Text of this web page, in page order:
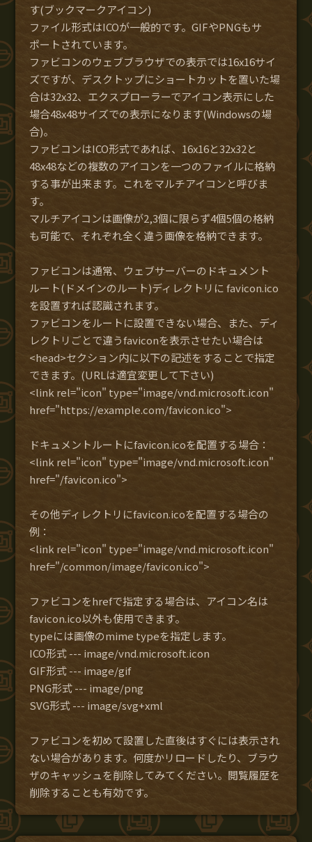
す(ブックマークアイコン)
ファイル形式はICOが一般的です。GIFやPNGもサ
ポートされています。
ファビコンのウェブブラウザでの表示では16x16サイ
ズですが、デスクトップにショートカットを置いた場
合は32x32、エクスプローラーでアイコン表示にした
場合48x48サイズでの表示になります(Windowsの場
合)。
ファビコンはICO形式であれば、16x16と32x32と
48x48などの複数のアイコンを一つのファイルに格納
する事が出来ます。これをマルチアイコンと呼びま
す。
マルチアイコンは画像が2,3個に限らず4個5個の格納
も可能で、それぞれ全く違う画像を格納できます。
ファビコンは通常、ウェブサーバーのドキュメント
ルート(ドメインのルート)ディレクトリに favicon.ico
を設置すれば認識されます。
ファビコンをルートに設置できない場合、また、ディ
レクトリごとで違うfaviconを表示させたい場合は
<head>セクション内に以下の記述をすることで指定
できます。(URLは適宜変更して下さい)
<link rel="icon" type="image/vnd.microsoft.icon"
href="https://example.com/favicon.ico">
ドキュメントルートにfavicon.icoを配置する場合：
<link rel="icon" type="image/vnd.microsoft.icon"
href="/favicon.ico">
その他ディレクトリにfavicon.icoを配置する場合の
例：
<link rel="icon" type="image/vnd.microsoft.icon"
href="/common/image/favicon.ico">
ファビコンをhrefで指定する場合は、アイコン名は
favicon.ico以外も使用できます。
typeには画像のmime typeを指定します。
ICO形式 --- image/vnd.microsoft.icon
GIF形式 --- image/gif
PNG形式 --- image/png
SVG形式 --- image/svg+xml
ファビコンを初めて設置した直後はすぐには表示され
ない場合があります。何度かリロードしたり、ブラウ
ザのキャッシュを削除してみてください。閲覧履歴を
削除することも有効です。